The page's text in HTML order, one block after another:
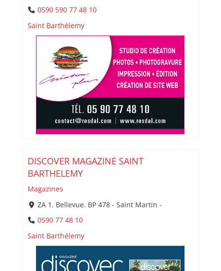
0590 590 77 48 10
Saint Barthélemy
DISCOVER MAGAZINE SAINT
BARTHELEMY
Magazines
ZA 1. Bellevue. BP 478 - Saint Martin -
0590 77 48 10
Saint Barthélemy